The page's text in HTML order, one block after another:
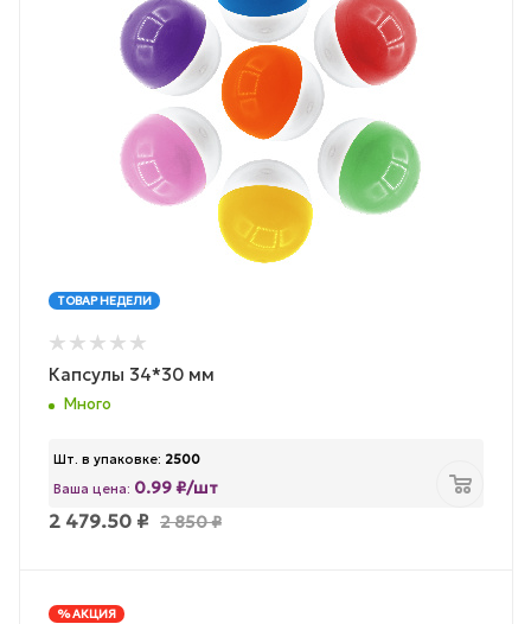
ТОВАР НЕДЕЛИ
Капсулы 34*30 мм
Много
Шт. в упаковке: 2500
Ваша цена: 0.99 ₽/шт
2 479.50 ₽ 2 850₽
% АКЦИЯ